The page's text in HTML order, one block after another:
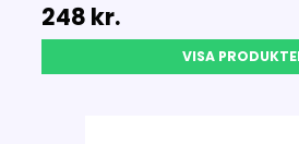
248 kr.
VISA